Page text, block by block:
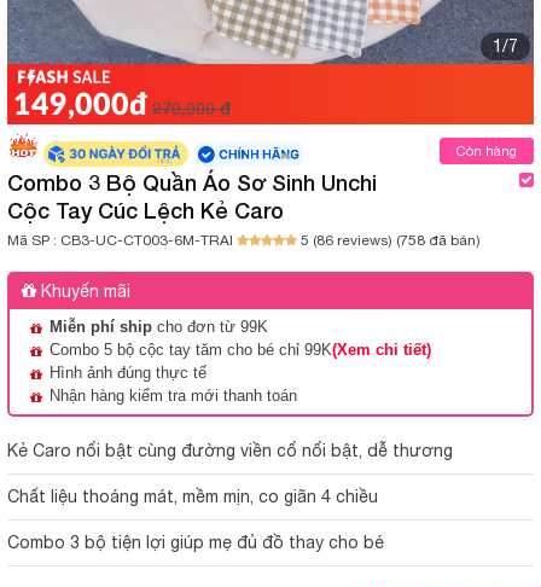
1/7
149,000đ 270,000 đ
Combo 3 Bộ Quần Áo Sơ Sinh Unchi
Cộc Tay Cúc Lệch Kẻ Caro
Còn hàng
Mã SP : CB3-UC-CT003-6M-TRAI 5 (86 reviews) (758 đã bán)
Khuyến mãi
Miễn phí ship cho đơn từ 99K
Combo 5 bộ cộc tay tăm cho bé chỉ 99K(Xem chi tiết)
Hình ảnh đúng thực tế
Nhận hàng kiểm tra mới thanh toán
Kẻ Caro nổi bật cùng đường viền cổ nổi bật, dễ thương
Chất liệu thoáng mát, mềm mịn, co giãn 4 chiều
Combo 3 bộ tiện lợi giúp mẹ đủ đồ thay cho bé